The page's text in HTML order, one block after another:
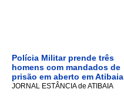
Polícia Militar prende três
homens com mandados de
prisão em aberto em Atibaia
JORNAL ESTÂNCIA de ATIBAIA